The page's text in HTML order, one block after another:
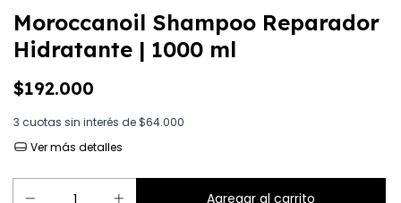
Moroccanoil Shampoo Reparador
Hidratante | 1000 ml
$192.000
3 cuotas sin interés de$64.000
Ver más detalles